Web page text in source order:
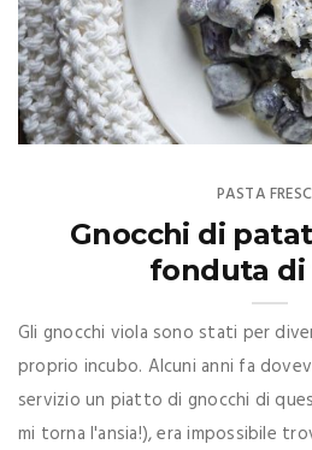
PASTA
Gnocchi di
fonduta di
Gli gnocchi viola sono stati per
proprio incubo. Alcuni anni fa
servizio un piatto di gnocchi di
mi torna l'ansia!), era impossibile